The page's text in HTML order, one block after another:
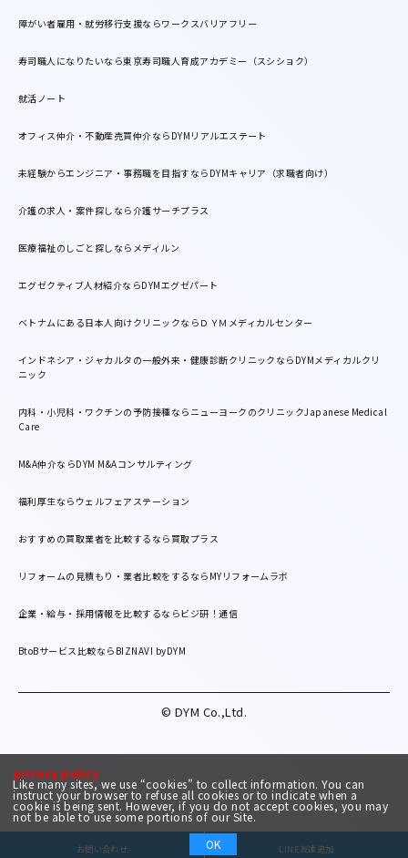
privacy policy
Like many sites, we use “cookies” to collect information. You can
instruct your browser to refuse all cookies or to indicate when a
cookie is being sent. However, if you do not accept cookies, you may
not be able to use some portions of our Site.
OK
お問い合わせ LINE友達追加
障がい者雇用・就労移行支援ならワークスバリアフリー
寿司職人になりたいなら東京寿司職人育成アカデミー（スシショク）
就活ノート
オフィス仲介・不動産売買仲介ならDYMリアルエステート
未経験からエンジニア・事務職を目指すならDYMキャリア（求職者向け）
介護の求人・案件探しなら介護サーチプラス
医療福祉のしごと探しならメディルン
エグゼクティブ人材紹介ならDYMエグゼパート
ベトナムにある日本人向けクリニックならＤＹＭメディカルセンター
インドネシア・ジャカルタの一般外来・健康診断クリニックならDYMメディカルクリ
ニック
内科・小児科・ワクチンの予防接種ならニューヨークのクリニックJapanese Medical
Care
M&A仲介ならDYM M&Aコンサルティング
福利厚生ならウェルフェアステーション
おすすめの買取業者を比較するなら買取プラス
リフォームの見積もり・業者比較をするならMYリフォームラボ
企業・給与・採用情報を比較するならビジ研！通信
BtoBサービス比較ならBIZNAVI byDYM
© DYM Co.,Ltd.